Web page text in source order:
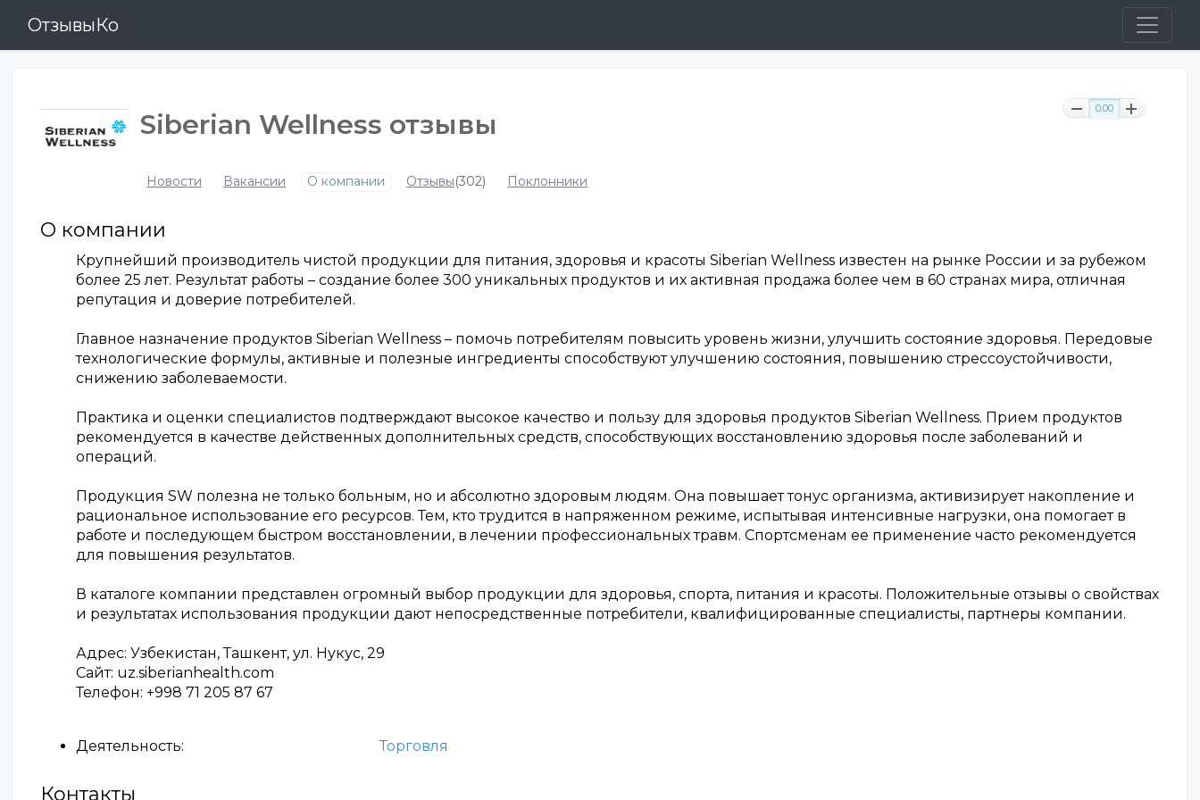
ОтзывыКо
0.00
Siberian Wellness отзывы
Новости Вакансии О компании Отзывы(302) Поклонники
О компании
Крупнейший производитель чистой продукции для питания, здоровья и красоты Siberian Wellness известен на рынке России и за рубежом
более 25 лет. Результат работы – создание более 300 уникальных продуктов и их активная продажа более чем в 60 странах мира, отличная
репутация и доверие потребителей.
Главное назначение продуктов Siberian Wellness – помочь потребителям повысить уровень жизни, улучшить состояние здоровья. Передовые
технологические формулы, активные и полезные ингредиенты способствуют улучшению состояния, повышению стрессоустойчивости,
снижению заболеваемости.
Практика и оценки специалистов подтверждают высокое качество и пользу для здоровья продуктов Siberian Wellness. Прием продуктов
рекомендуется в качестве действенных дополнительных средств, способствующих восстановлению здоровья после заболеваний и
операций.
Продукция SW полезна не только больным, но и абсолютно здоровым людям. Она повышает тонус организма, активизирует накопление и
рациональное использование его ресурсов. Тем, кто трудится в напряженном режиме, испытывая интенсивные нагрузки, она помогает в
работе и последующем быстром восстановлении, в лечении профессиональных травм. Спортсменам ее применение часто рекомендуется
для повышения результатов.
В каталоге компании представлен огромный выбор продукции для здоровья, спорта, питания и красоты. Положительные отзывы о свойствах
и результатах использования продукции дают непосредственные потребители, квалифицированные специалисты, партнеры компании.
Адрес: Узбекистан, Ташкент, ул. Нукус, 29
Сайт: uz.siberianhealth.com
Телефон: +998 71 205 87 67
Деятельность: Торговля
Контакты